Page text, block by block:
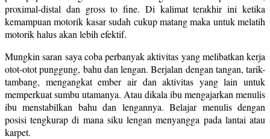
proximal-distal dan gross to fine. Di kalimat terakhir ini ketika
kemampuan motorik kasar sudah cukup matang maka untuk melatih
motorik halus akan lebih efektif.
Mungkin saran saya coba perbanyak aktivitas yang melibatkan kerja
otot-otot punggung, bahu dan lengan. Berjalan dengan tangan, tarik-
tambang, mengangkat ember air dan aktivitas yang lain untuk
memperkuat sumbu utamanya. Atau dikala ibu mengajarkan menulis
ibu menstabilkan bahu dan lengannya. Belajar menulis dengan
posisi tengkurap di mana siku lengan menyangga pada lantai atau
karpet.